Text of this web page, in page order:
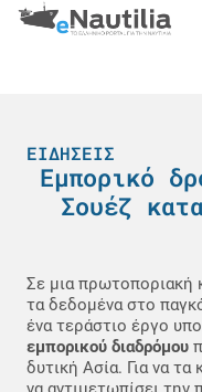
ΕΙΔΉΣΕΙΣ
Εμπορικό
Σουέζ
Σε μια πρωτοποριακή
τα δεδομένα στο
ένα τεράστιο έργο
εμπορικού διαδρόμου
δυτική Ασία. Για να